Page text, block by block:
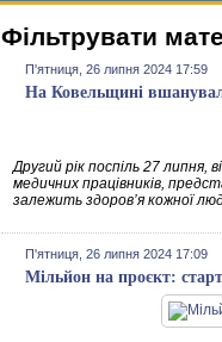
Фільтрувати
П'ятниця, 26 липня 2024 17:59
На Ковельщині
Другий рік поспіль 27
медичних працівників,
залежить здоров’я кожної
П'ятниця, 26 липня 2024 17:09
Мільйон на проєкт: